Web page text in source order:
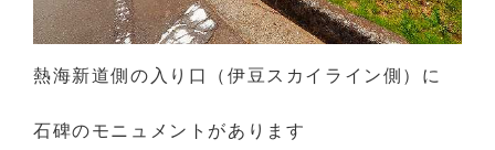
熱海新道側の入り口（伊豆スカイライン側）に
石碑のモニュメントがあります